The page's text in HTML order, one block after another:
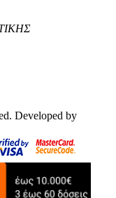
Developed by